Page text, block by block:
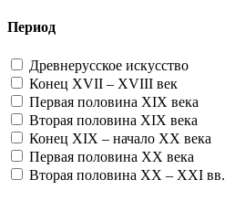
Период
Древнерусское искусство
Конец XVII – XVIII век
Первая половина XIX века
Вторая половина XIX века
Конец XIX – начало XX века
Первая половина XX века
Вторая половина XX – XXI вв.